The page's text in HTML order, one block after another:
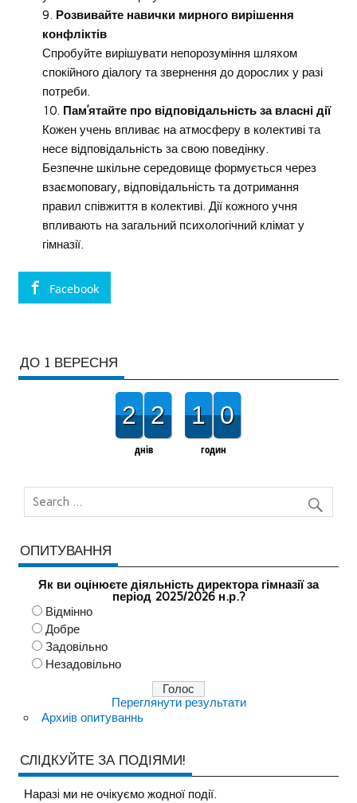
Розвивайте навички мирного вирішення
конфліктів
Спробуйте вирішувати непорозуміння шляхом
спокійного діалогу та звернення до дорослих у разі
потреби.
Пам’ятайте про відповідальність за власні дії
Кожен учень впливає на атмосферу в колективі та
несе відповідальність за свою поведінку.
Безпечне шкільне середовище формується через
взаємоповагу, відповідальність та дотримання
правил співжиття в колективі. Дії кожного учня
впливають на загальний психологічний клімат у
гімназії.
Facebook
ДО 1 ВЕРЕСНЯ
2 2
днів
1 0
годин
ОПИТУВАННЯ
Як ви оцінюєте діяльність директора гімназії за
період 2025/2026 н.р.?
Відмінно
Добре
Задовільно
Незадовільно
Переглянути результати
Архиів опитуваннь
СЛІДКУЙТЕ ЗА ПОДІЯМИ!
Наразi ми не очiкуємо жодної події.